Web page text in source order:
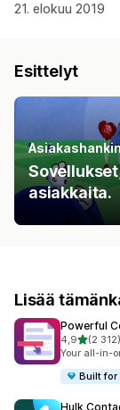
21. elokuu 2019
Esittelyt
asiakkaita.
Lisää
Powerful
4,9/ 5(2 312)
2312
Your all-in-
Built for
Hulk